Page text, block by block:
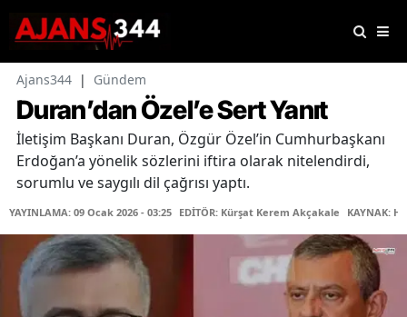
Ajans344 | Gündem
Duran’dan Özel’e Sert Yanıt
İletişim Başkanı Duran, Özgür Özel’in Cumhurbaşkanı
Erdoğan’a yönelik sözlerini iftira olarak nitelendirdi,
sorumlu ve saygılı dil çağrısı yaptı.
YAYINLAMA: 09 Ocak 2026 - 03:25 EDİTÖR: Kürşat Kerem Akçakale KAYNAK: